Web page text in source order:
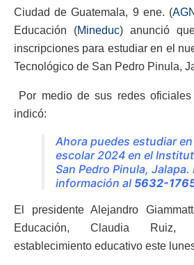
Ciudad de Guatemala, 9 ene. (
Educación (Mineduc) anunció
inscripciones para estudiar en el
Tecnológico de San Pedro Pinula,
Por medio de sus redes
indicó:
Ahora puedes estudiar
escolar 2024 en el
San Pedro Pinula, Jalapa.
información al 5632-
El presidente Alejandro
Educación, Claudia Ruiz,
establecimiento educativo este